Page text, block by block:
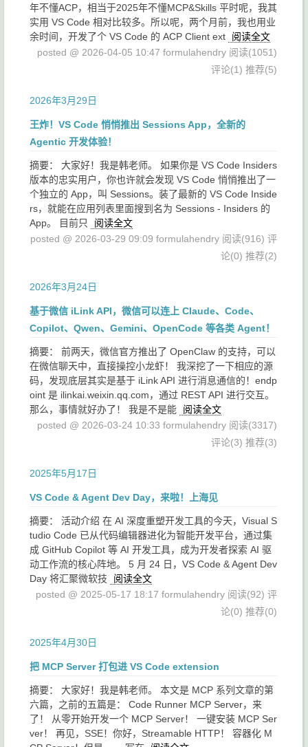
年不懂ACP，相当于2025年不懂MCP&Skills 平时呢，我其
实用 VS Code 相对比较多。所以呢，两个月前，我也用业
余时间，开发了个 VS Code 的 ACP Client ext
阅读全文
posted @ 2026-04-05 10:47 formulahendry 阅读(1051)
评论(1) 推荐(5)
2026年3月29日
王炸！VS Code 悄悄推出 Sessions App，全新的
Agentic 开发体验！
摘要： 大家好！我是韩老师。 如果你是 VS Code Insiders
版本的忠实用户，你也许就会发现 VS Code 悄悄推出了一
个独立的 App，叫 Sessions。装了最新的 VS Code Inside
rs，就能在应用列表里面搜到名为 Sessions - Insiders 的
App。 目前只
阅读全文
posted @ 2026-03-29 09:09 formulahendry 阅读(916) 评
论(0) 推荐(2)
2026年3月24日
基于微信 iLink API，微信可以连上 Claude、Code、
Copilot、Qwen、Gemini、OpenCode 等各类 Agent！
摘要： 前两天，微信官方推出了 OpenClaw 的支持，可以
在微信聊天中，直接操控小龙虾！ 我深挖了一下相应的源
码，发现底层其实是基于 iLink API 进行消息通信的！endp
oint 是 ilinkai.weixin.qq.com，通过 REST API 进行交互。
那么，事情就好办了！ 我是不是能
阅读全文
posted @ 2026-03-24 10:33 formulahendry 阅读(3317)
评论(3) 推荐(3)
2025年5月17日
VS Code & Agent Dev Day，来啦！上海见
摘要： 活动介绍 在 AI 深度重塑开发工具的今天，Visual S
tudio Code 已从代码编辑器进化为智能开发平台，通过集
成 GitHub Copilot 等 AI 开发工具，成为开发者探索 AI 驱
动工作流的核心阵地。 5 月 24 日，VS Code & Agent Dev
Day 将汇聚微软技
阅读全文
posted @ 2025-05-17 18:17 formulahendry 阅读(92) 评
论(0) 推荐(0)
2025年4月30日
把 MCP Server 打包进 VS Code extension
摘要： 大家好！我是韩老师。 本文是 MCP 系列文章的第
六篇，之前的五篇是： Code Runner MCP Server，来
了！ 从零开始开发一个 MCP Server！ 一键安装 MCP Ser
ver！ 再见，SSE！你好，Streamable HTTP！ 容器化 M